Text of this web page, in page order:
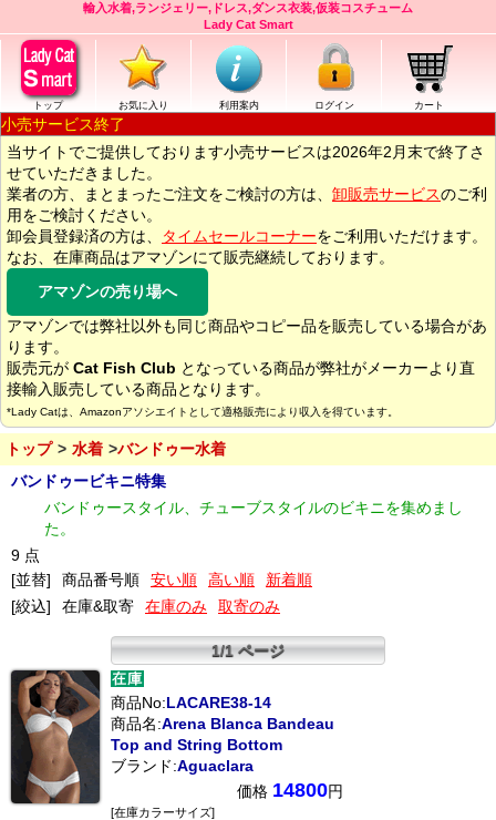
輸入水着,ランジェリー,ドレス,ダンス衣装,仮装コスチューム
Lady Cat Smart
トップ お気に入り 利用案内 ログイン カート
小売サービス終了
当サイトでご提供しております小売サービスは2026年2月末で終了さ
せていただきました。
業者の方、まとまったご注文をご検討の方は、 卸販売サービスのご利
用をご検討ください。
卸会員登録済の方は、
タイムセールコーナーをご利用いただけます。
なお、在庫商品はアマゾンにて販売継続しております。
アマゾンの売り場へ
アマゾンでは弊社以外も同じ商品やコピー品を販売している場合があ
ります。
販売元が Cat Fish Club となっている商品が弊社がメーカーより直
接輸入販売している商品となります。
*Lady Catは、Amazonアソシエイトとして適格販売により収入を得ています。
トップ 水着
バンドゥー水着
バンドゥービキニ特集
バンドゥースタイル、チューブスタイルのビキニを集めまし
た。
9 点
[並替]
商品番号順 安い順 高い順
新着順
[絞込]
在庫&取寄 在庫のみ 取寄のみ
1/1 ページ
商品No:LACARE38-14
商品名:Arena Blanca Bandeau
Top and String Bottom
ブランド:Aguaclara
価格 14800円
[在庫カラーサイズ]